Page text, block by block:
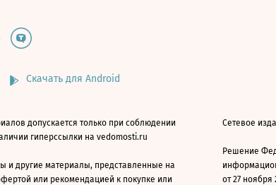
Скачать для Android
допускается только при соблюдении
гиперссылки на vedomosti.ru
и другие материалы, представленные на
или рекомендацией к покупке или
Сетевое
Решение
от 27 ноября